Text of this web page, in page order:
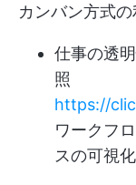
カンバン方式
仕事の透
照
https://
ワークフ
スの可視化